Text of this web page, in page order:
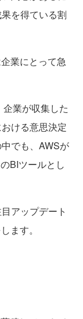
を得ている割
業にとって急
業が収集した
ける意思決定
でも、AWSが
BIツールとし
アップデート
ます。